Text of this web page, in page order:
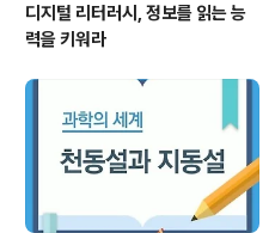
디지털 리터러시, 정보를 읽는 능
력을 키워라